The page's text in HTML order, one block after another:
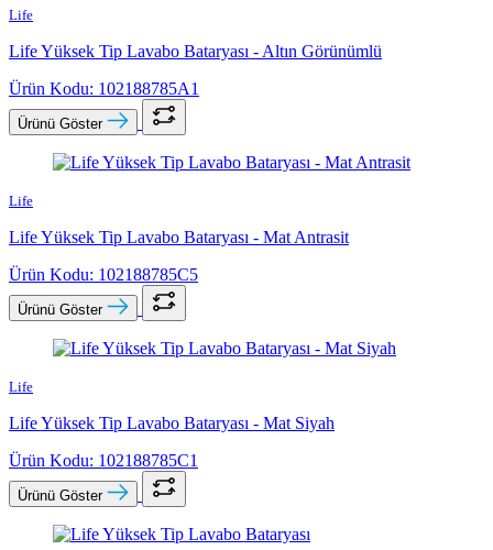
Life
Life Yüksek Tip Lavabo Bataryası - Altın Görünümlü
Ürün Kodu: 102188785A1
Ürünü Göster
Life
Life Yüksek Tip Lavabo Bataryası - Mat Antrasit
Ürün Kodu: 102188785C5
Ürünü Göster
Life
Life Yüksek Tip Lavabo Bataryası - Mat Siyah
Ürün Kodu: 102188785C1
Ürünü Göster